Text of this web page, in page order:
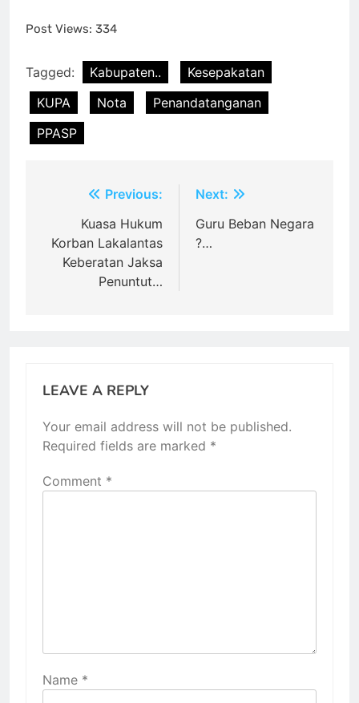
Post Views: 334
Tagged: Kabupaten..
Kesepakatan
KUPA
Nota
Penandatanganan
PPASP
navigation
Previous:
Kuasa Hukum
Korban Lakalantas
Keberatan Jaksa
Penuntut…
Next:
Guru Beban Negara
?…
LEAVE A REPLY
Your email address will not be published.
Required fields are marked *
Comment *
Name *